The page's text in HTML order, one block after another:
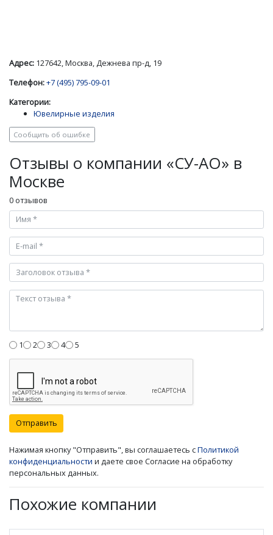
Адрес: 127642, Москва, Дежнева пр-д, 19
Телефон:+7 (495) 795-09-01
Категории:
Ювелирные изделия
Сообщить об ошибке
Отзывы о компании «СУ-АО» в
Москве
0 отзывов
1 2 3 4 5
Отправить
Нажимая кнопку "Отправить", вы соглашаетесь сПолитикой
конфиденциальности и даете свое Согласие на обработку
персональных данных.
Похожие компании